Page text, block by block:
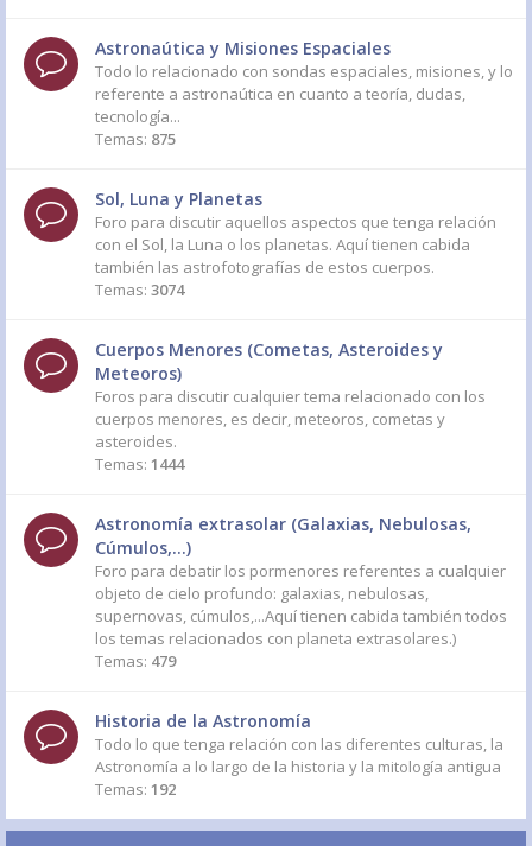
Astronaútica y Misiones Espaciales
Todo lo relacionado con sondas espaciales, misiones, y lo
referente a astronaútica en cuanto a teoría, dudas,
tecnología...
Temas: 875
Sol, Luna y Planetas
Foro para discutir aquellos aspectos que tenga relación
con el Sol, la Luna o los planetas. Aquí tienen cabida
también las astrofotografías de estos cuerpos.
Temas: 3074
Cuerpos Menores (Cometas, Asteroides y
Meteoros)
Foros para discutir cualquier tema relacionado con los
cuerpos menores, es decir, meteoros, cometas y
asteroides.
Temas: 1444
Astronomía extrasolar (Galaxias, Nebulosas,
Cúmulos,...)
Foro para debatir los pormenores referentes a cualquier
objeto de cielo profundo: galaxias, nebulosas,
supernovas, cúmulos,...Aquí tienen cabida también todos
los temas relacionados con planeta extrasolares.)
Temas: 479
Historia de la Astronomía
Todo lo que tenga relación con las diferentes culturas, la
Astronomía a lo largo de la historia y la mitología antigua
Temas: 192